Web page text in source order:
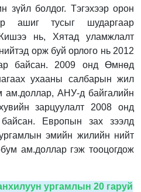
зүйл болдог. Тэгэхээр орон
ашиг тусыг шударгаар
нь, Хятад уламжлалт
орж буй орлого нь 2012
байсан. 2009 онд Өмнөд
ухааны салбарын жил
ам.доллар, АНУ-д байгалийн
зарцуулалт 2008 онд
Европын зах зээлд
эмийн жилийн нийт
ам.доллар гэж тооцогдож
ургамлын 20 гаруй